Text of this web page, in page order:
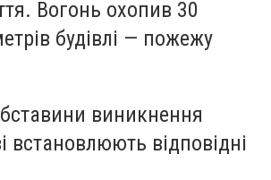
Вогонь охопив 30
будівлі — пожежу
виникнення
встановлюють відповідні